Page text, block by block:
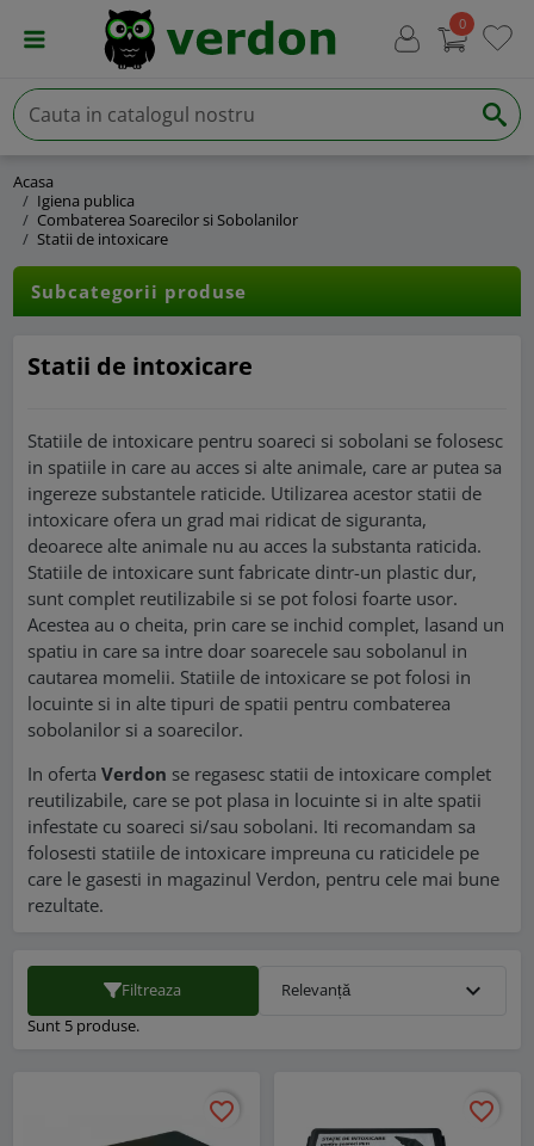
0
Acasa
Igiena publica
Combaterea Soarecilor si Sobolanilor
Statii de intoxicare
Subcategorii produse
Statii de intoxicare
Statiile de intoxicare pentru soareci si sobolani se folosesc
in spatiile in care au acces si alte animale, care ar putea sa
ingereze substantele raticide. Utilizarea acestor statii de
intoxicare ofera un grad mai ridicat de siguranta,
deoarece alte animale nu au acces la substanta raticida.
Statiile de intoxicare sunt fabricate dintr-un plastic dur,
sunt complet reutilizabile si se pot folosi foarte usor.
Acestea au o cheita, prin care se inchid complet, lasand un
spatiu in care sa intre doar soarecele sau sobolanul in
cautarea momelii. Statiile de intoxicare se pot folosi in
locuinte si in alte tipuri de spatii pentru combaterea
sobolanilor si a soarecilor.
In ofertaVerdon se regasesc statii de intoxicare complet
reutilizabile, care se pot plasa in locuinte si in alte spatii
infestate cu soareci si/sau sobolani. Iti recomandam sa
folosesti statiile de intoxicare impreuna cu raticidele pe
care le gasesti in magazinul Verdon, pentru cele mai bune
rezultate.
Sunt 5 produse.
Filtreaza Relevanță expand_more
favorite_border
favorite_border favorite_border
favorite_border